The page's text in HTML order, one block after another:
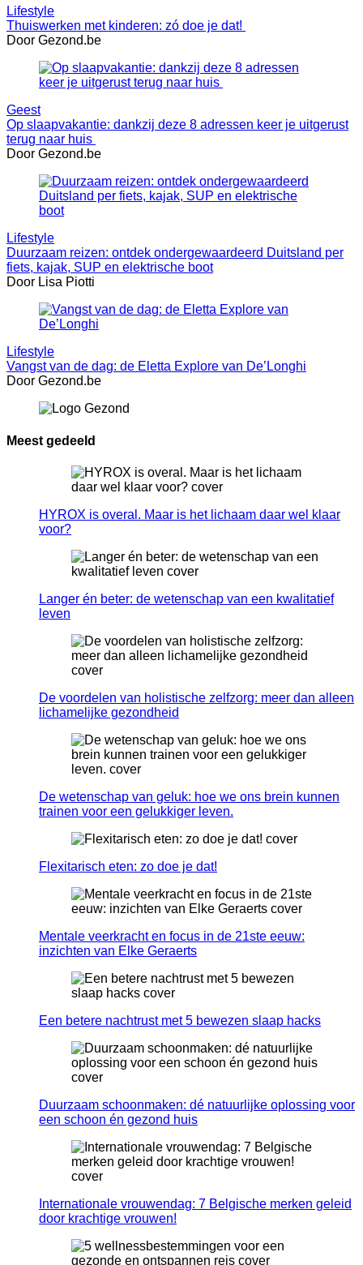
Lifestyle
Thuiswerken met kinderen: zó doe je dat!
Door Gezond.be
Geest
Op slaapvakantie: dankzij deze 8 adressen keer je uitgerust
terug naar huis
Door Gezond.be
Lifestyle
Duurzaam reizen: ontdek ondergewaardeerd Duitsland per
fiets, kajak, SUP en elektrische boot
Door Lisa Piotti
Lifestyle
Vangst van de dag: de Eletta Explore van De’Longhi
Door Gezond.be
Meest gedeeld
HYROX is overal. Maar is het lichaam daar wel klaar
voor?
Langer én beter: de wetenschap van een kwalitatief
leven
De voordelen van holistische zelfzorg: meer dan alleen
lichamelijke gezondheid
De wetenschap van geluk: hoe we ons brein kunnen
trainen voor een gelukkiger leven.
Flexitarisch eten: zo doe je dat!
Mentale veerkracht en focus in de 21ste eeuw:
inzichten van Elke Geraerts
Een betere nachtrust met 5 bewezen slaap hacks
Duurzaam schoonmaken: dé natuurlijke oplossing voor
een schoon én gezond huis
Internationale vrouwendag: 7 Belgische merken geleid
door krachtige vrouwen!